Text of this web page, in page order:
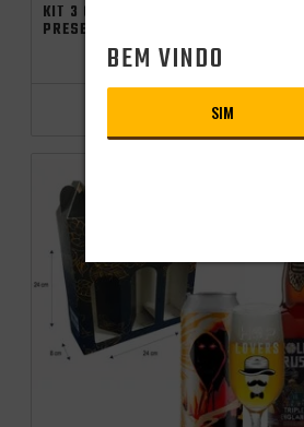
KIT 3 CERVEJAS NEIPA + CAIXA
PRESENTEÁVEL
PRODUTO ESGOTADO
BEM VINDO
SIM